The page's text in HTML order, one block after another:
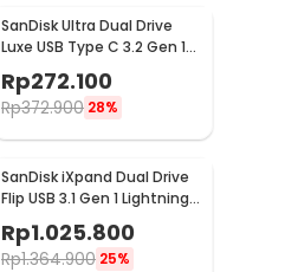
SanDisk Ultra Dual Drive
Luxe USB Type C 3.2 Gen 1
Rp272.100
Rp372.900 28%
SanDisk iXpand Dual Drive
Flip USB 3.1 Gen 1 Lightning
256GB - SDIX90N
Rp1.025.800
Rp1.364.900 25%